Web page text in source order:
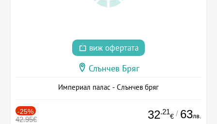
виж офертата
Слънчев Бряг
Империал палас - Слънчев бряг
-25%
42.95€ 32.21
€ / 63лв.